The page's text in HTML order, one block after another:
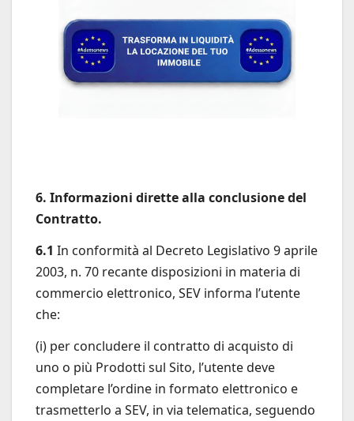
6. Informazioni dirette alla conclusione del
Contratto.
6.1 In conformità al Decreto Legislativo 9 aprile
2003, n. 70 recante disposizioni in materia di
commercio elettronico, SEV informa l’utente
che:
(i) per concludere il contratto di acquisto di
uno o più Prodotti sul Sito, l’utente deve
completare l’ordine in formato elettronico e
trasmetterlo a SEV, in via telematica, seguendo